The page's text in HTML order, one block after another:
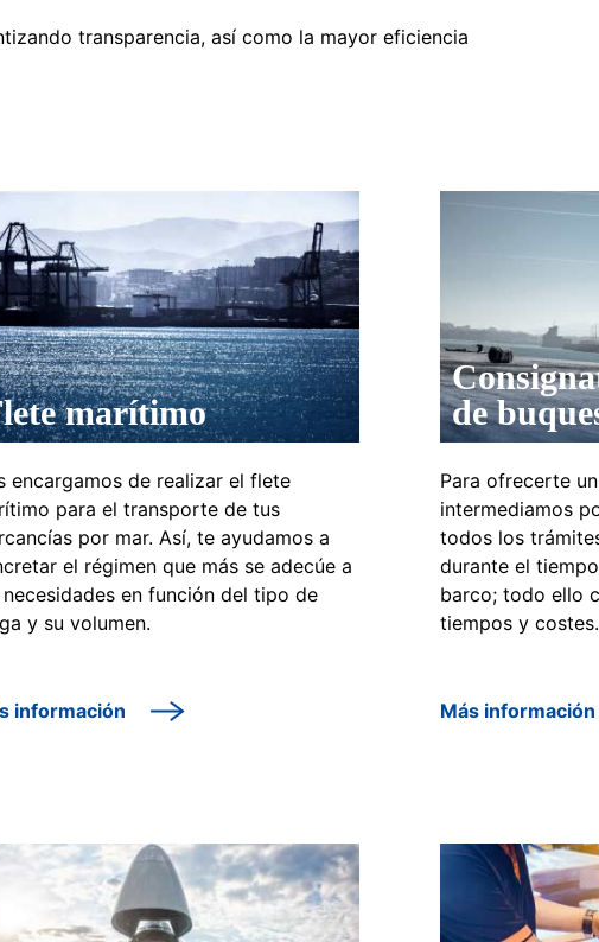
transparencia, así como la mayor eficiencia
marítimo
encargamos de realizar el flete
para el transporte de tus
por mar. Así, te ayudamos a
el régimen que más se adecúe a
en función del tipo de
y su volumen.
información
de
Para ofrecerte
intermediamos
todos los
durante el
barco; todo ello
tiempos y costes.
Más información